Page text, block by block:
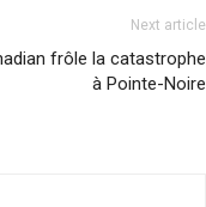
Next article
frôle la catastrophe
à Pointe-Noire